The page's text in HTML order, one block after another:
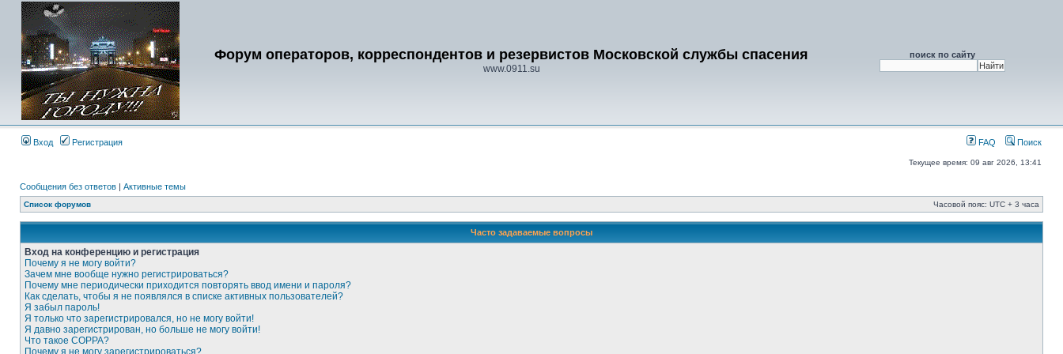
Форум операторов, корреспондентов и резервистов Московской службы спасения
www.0911.su
поиск по сайту
Вход Регистрация FAQ Поиск
Текущее время: 09 авг 2026, 13:41
Сообщения без ответов | Активные темы
Список форумов Часовой пояс: UTC + 3 часа
Часто задаваемые вопросы
Вход на конференцию и регистрация
Почему я не могу войти?
Зачем мне вообще нужно регистрироваться?
Почему мне периодически приходится повторять ввод имени и пароля?
Как сделать, чтобы я не появлялся в списке активных пользователей?
Я забыл пароль!
Я только что зарегистрировался, но не могу войти!
Я давно зарегистрирован, но больше не могу войти!
Что такое COPPA?
Почему я не могу зарегистрироваться?